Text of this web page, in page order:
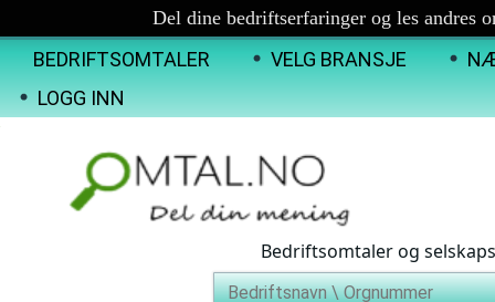
Del dine bedriftserfaringer og les andres
BEDRIFTSOMTALER VELG BRANSJE
LOGG INN
Bedriftsomtaler og